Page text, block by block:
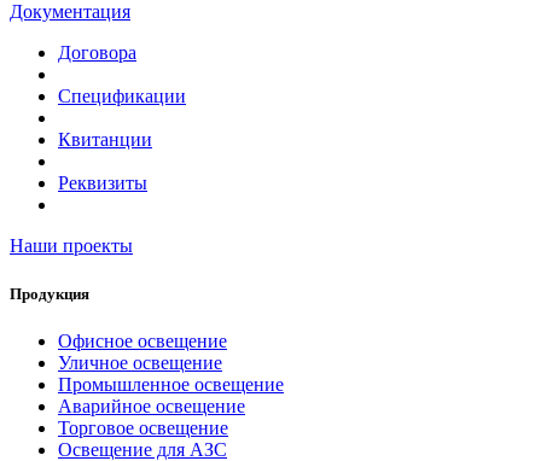
Документация
Договора
Спецификации
Квитанции
Реквизиты
Наши проекты
Продукция
Офисное освещение
Уличное освещение
Промышленное освещение
Аварийное освещение
Торговое освещение
Освещение для АЗС